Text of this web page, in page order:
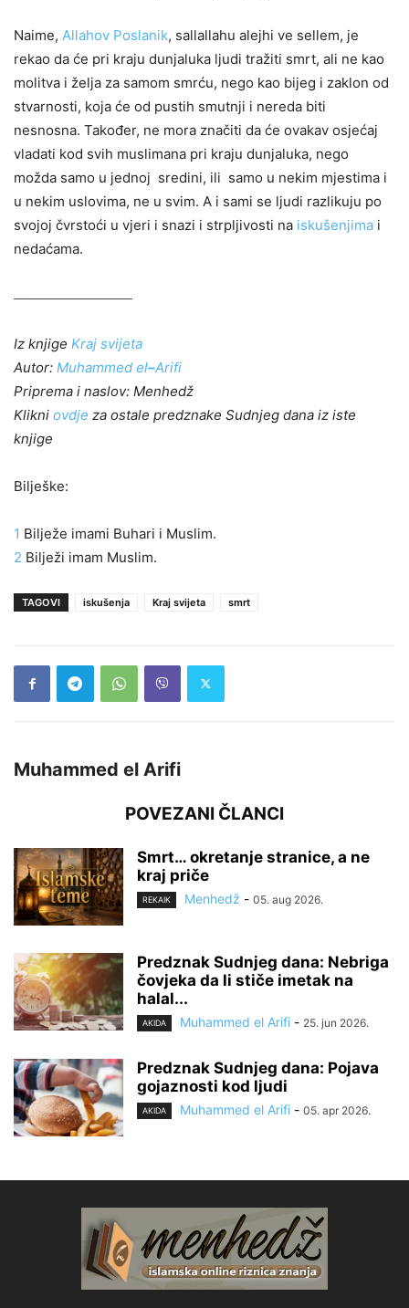
Naime, Allahov Poslanik, sallallahu alejhi ve sellem, je
rekao da će pri kraju dunjaluka ljudi tražiti smrt, ali ne kao
molitva i želja za samom smrću, nego kao bijeg i zaklon od
stvarnosti, koja će od pustih smutnji i nereda biti
nesnosna. Također, ne mora značiti da će ovakav osjećaj
vladati kod svih muslimana pri kraju dunjaluka, nego
možda samo u jednoj sredini, ili samo u nekim mjestima i
u nekim uslovima, ne u svim. A i sami se ljudi razlikuju po
svojoj čvrstoći u vjeri i snazi i strpljivosti na iskušenjima i
nedaćama.
Iz knjige Kraj svijeta
Autor: Muhammed el–Arifi
Priprema i naslov: Menhedž
Klikni ovdje za ostale predznake Sudnjeg dana iz iste
knjige
Bilješke:
1 Bilježe imami Buhari i Muslim.
2 Bilježi imam Muslim.
TAGOVI iskušenja Kraj svijeta smrt
Muhammed el Arifi
POVEZANI ČLANCI
Smrt… okretanje stranice, a ne
kraj priče
REKAIK Menhedž - 05. aug 2026.
Predznak Sudnjeg dana: Nebriga
čovjeka da li stiče imetak na
halal...
AKIDA Muhammed el Arifi - 25. jun 2026.
Predznak Sudnjeg dana: Pojava
gojaznosti kod ljudi
AKIDA Muhammed el Arifi - 05. apr 2026.